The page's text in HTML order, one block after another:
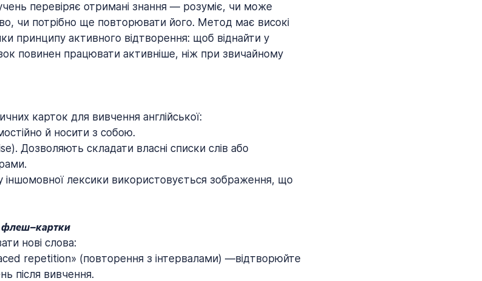
перевіряє отримані знання — розуміє, чи може
чи потрібно ще повторювати його. Метод має високі
принципу активного відтворення: щоб віднайти у
повинен працювати активніше, ніж при звичайному
карток для вивчення англійської:
й носити з собою.
Дозволяють складати власні списки слів або
іншомовної лексики використовується зображення, що
флеш–картки
нові слова:
repetition» (повторення з інтервалами) —відтворюйте
після вивчення.